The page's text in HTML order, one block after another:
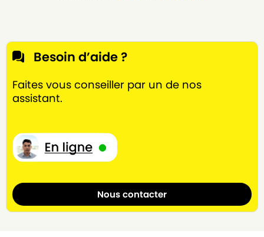
Besoin d’aide ?
Faites vous conseiller par un de nos
assistant.
Nous contacter